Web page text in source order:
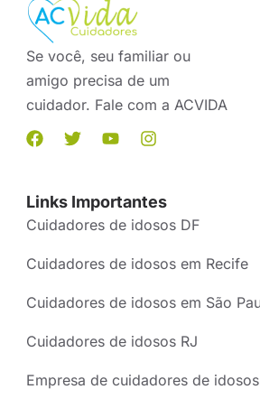
Se você, seu familiar ou
amigo precisa de um
cuidador. Fale com a ACVIDA
Links Importantes
Cuidadores de idosos DF
Cuidadores de idosos em Recife
Cuidadores de idosos em São
Cuidadores de idosos RJ
Empresa de cuidadores de idosos